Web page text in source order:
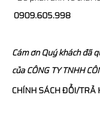
0909.605.998
Cám ơn Quý khách đã
củaCÔNG TY TNHH
CHÍNH SÁCH ĐỔI/TRẢ